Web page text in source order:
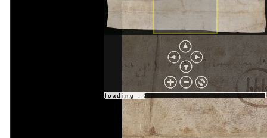
loading : 25%